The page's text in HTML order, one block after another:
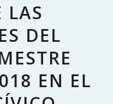
LAS
DEL
EN EL